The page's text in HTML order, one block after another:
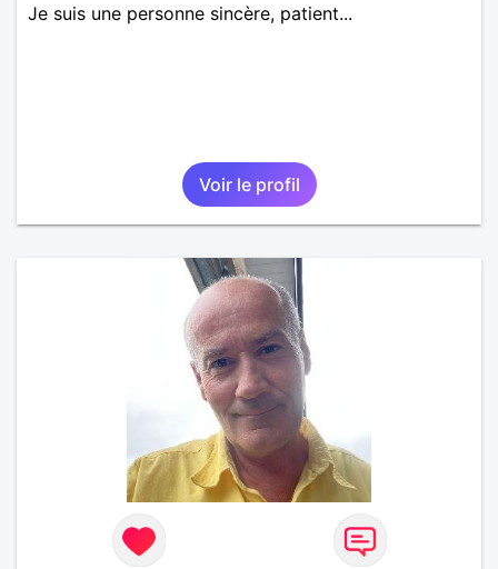
Je suis une personne sincère, patient...
Voir le profil